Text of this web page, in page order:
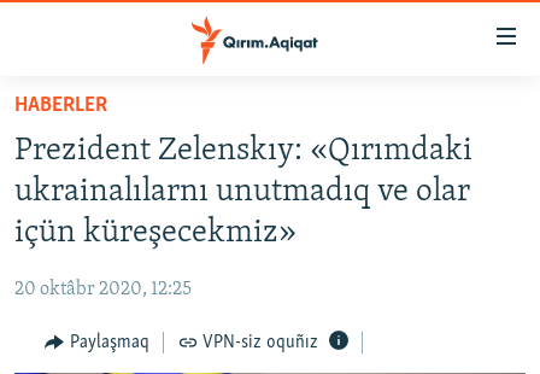
Esas
qaytmaq
Baş
navigatsiyağa
qaytmaq
Qıdıruvğa
HABERLER
SİYASET
İQTİSADİYAT
MEDENİYET
İNSAN AQLARI
HABERLER
Prezident Zelenskıy: «Qırımdaki
ukrainalılarnı unutmadıq ve olar
içün küreşecekmiz»
20 oktâbr 2020, 12:25
Paylaşmaq VPN-siz oquñız